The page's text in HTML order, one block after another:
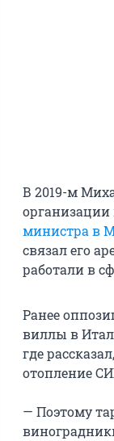
В 2019-м
организации
министра в
связал его
работали в
Ранее
виллы в
где
отопление
— Поэтому